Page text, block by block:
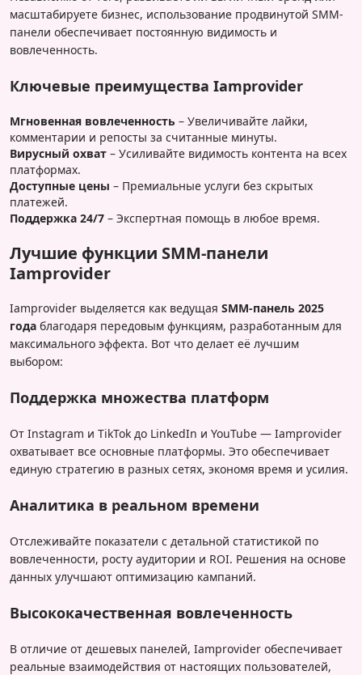
масштабируете бизнес, использование продвинутой SMM-
панели обеспечивает постоянную видимость и
вовлеченность.
Ключевые преимущества Iamprovider
Мгновенная вовлеченность – Увеличивайте лайки,
комментарии и репосты за считанные минуты.
Вирусный охват – Усиливайте видимость контента на всех
платформах.
Доступные цены – Премиальные услуги без скрытых
платежей.
Поддержка 24/7 – Экспертная помощь в любое время.
Лучшие функции SMM-панели
Iamprovider
Iamprovider выделяется как ведущая SMM-панель 2025
года благодаря передовым функциям, разработанным для
максимального эффекта. Вот что делает её лучшим
выбором:
Поддержка множества платформ
От Instagram и TikTok до LinkedIn и YouTube — Iamprovider
охватывает все основные платформы. Это обеспечивает
единую стратегию в разных сетях, экономя время и усилия.
Аналитика в реальном времени
Отслеживайте показатели с детальной статистикой по
вовлеченности, росту аудитории и ROI. Решения на основе
данных улучшают оптимизацию кампаний.
Высококачественная вовлеченность
В отличие от дешевых панелей, Iamprovider обеспечивает
реальные взаимодействия от настоящих пользователей,